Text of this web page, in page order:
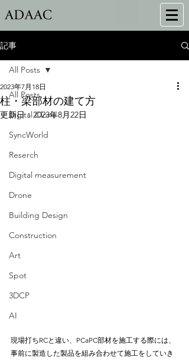
記事
All Posts
Digital Clone
SyncWorld
Reserch
Digital measurement
Drone
Building Design
Construction
Art
Spot
3DCP
AI
All Posts
柱・梁部材の建て方
2023年7月18日
更新日：2023年8月22日
現場打ちRCと違い、PCaPC部材を施工する際には、
事前に製造した製品を組み合わせて施工をしていき